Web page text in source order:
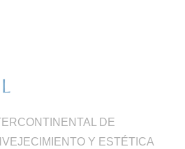
DE
Y ESTÉTICA